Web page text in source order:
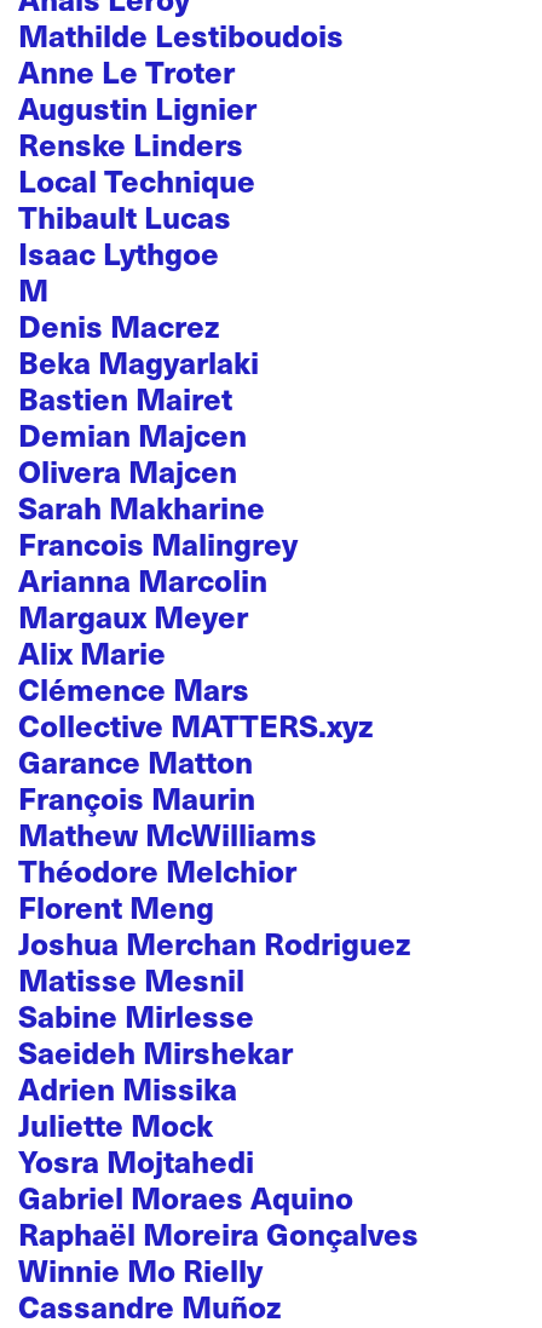
Mathilde Lestiboudois
Anne Le Troter
Augustin Lignier
Renske Linders
Local Technique
Thibault Lucas
Isaac Lythgoe
M
Denis Macrez
Beka Magyarlaki
Bastien Mairet
Demian Majcen
Olivera Majcen
Sarah Makharine
Francois Malingrey
Arianna Marcolin
Margaux Meyer
Alix Marie
Clémence Mars
Collective MATTERS.xyz
Garance Matton
François Maurin
Mathew McWilliams
Théodore Melchior
Florent Meng
Joshua Merchan Rodriguez
Matisse Mesnil
Sabine Mirlesse
Saeideh Mirshekar
Adrien Missika
Juliette Mock
Yosra Mojtahedi
Gabriel Moraes Aquino
Raphaël Moreira Gonçalves
Winnie Mo Rielly
Cassandre Muñoz